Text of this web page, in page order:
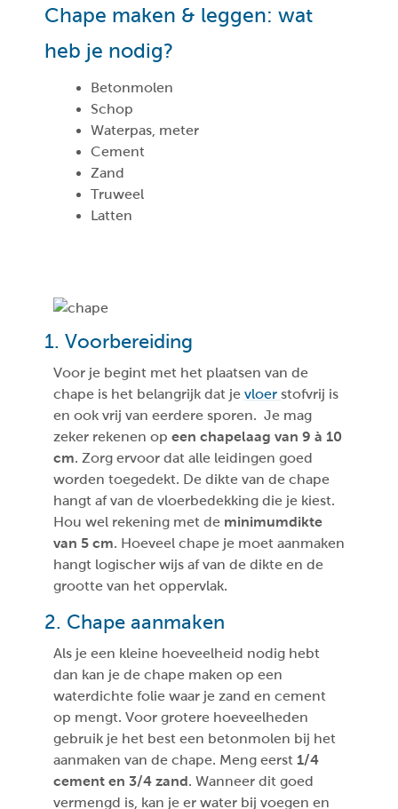
Chape maken & leggen: wat
heb je nodig?
Betonmolen
Schop
Waterpas, meter
Cement
Zand
Truweel
Latten
1. Voorbereiding
Voor je begint met het plaatsen van de
chape is het belangrijk dat je vloer stofvrij is
en ook vrij van eerdere sporen. Je mag
zeker rekenen op een chapelaag van 9 à 10
cm. Zorg ervoor dat alle leidingen goed
worden toegedekt. De dikte van de chape
hangt af van de vloerbedekking die je kiest.
Hou wel rekening met de minimumdikte
van 5 cm. Hoeveel chape je moet aanmaken
hangt logischer wijs af van de dikte en de
grootte van het oppervlak.
2. Chape aanmaken
Als je een kleine hoeveelheid nodig hebt
dan kan je de chape maken op een
waterdichte folie waar je zand en cement
op mengt. Voor grotere hoeveelheden
gebruik je het best een betonmolen bij het
aanmaken van de chape. Meng eerst 1/4
cement en 3/4 zand. Wanneer dit goed
vermengd is, kan je er water bij voegen en